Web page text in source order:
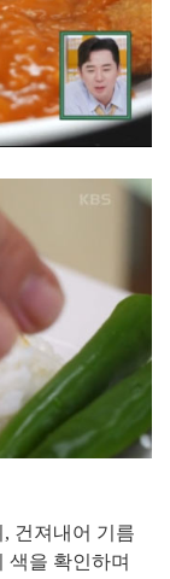
건져내어 기름
색을 확인하며